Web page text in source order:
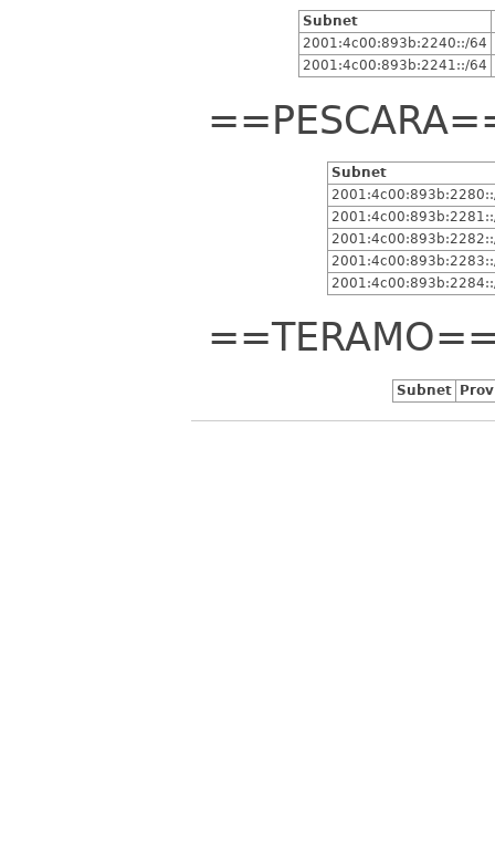
Subnet
2001:4c00:893b:2240::/64
2001:4c00:893b:2241::/64
Subnet
Subnet